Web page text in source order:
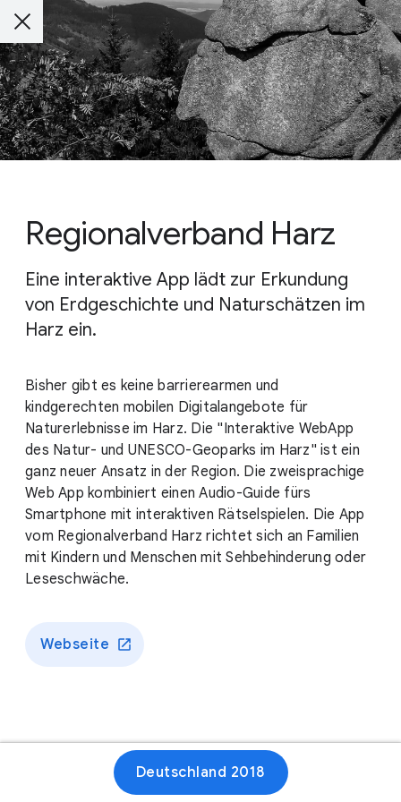
Regionalverband Harz
Eine interaktive App lädt zur Erkundung
von Erdgeschichte und Naturschätzen im
Harz ein.
Bisher gibt es keine barrierearmen und
kindgerechten mobilen Digitalangebote für
Naturerlebnisse im Harz. Die "Interaktive WebApp
des Natur- und UNESCO-Geoparks im Harz" ist ein
ganz neuer Ansatz in der Region. Die zweisprachige
Web App kombiniert einen Audio-Guide fürs
Smartphone mit interaktiven Rätselspielen. Die App
vom Regionalverband Harz richtet sich an Familien
mit Kindern und Menschen mit Sehbehinderung oder
Leseschwäche.
Webseite
Deutschland 2018